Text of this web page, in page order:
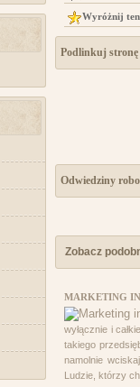
Wyróżnij
Podlinkuj
Odwiedziny
Zobacz
MARKETING
wyłącznie i
takiego
namolnie
Ludzie, którzy